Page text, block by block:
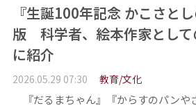
『生誕100年記念 かこさと
版 科学者、絵本作家として
に紹介
2026.05.29 07:30 教育/文化
『だるまちゃん』『からすのパンや